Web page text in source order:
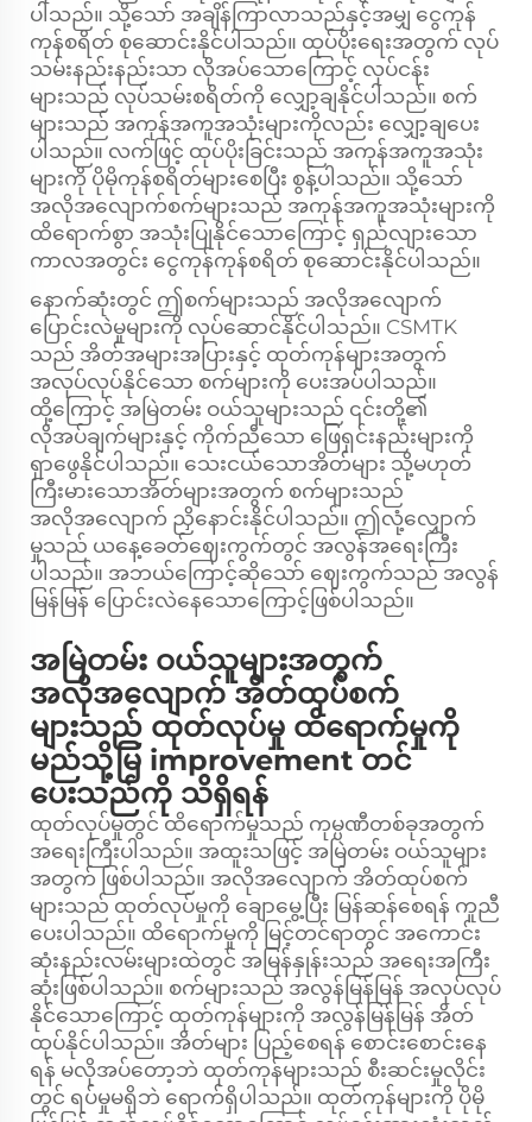
ပါသည်။ သို့သော် အချိန်ကြာလာသည်နှင့်အမျှ ငွေကုန်
ကုန်စရိတ် စုဆောင်းနိုင်ပါသည်။ ထုပ်ပိုးရေးအတွက် လုပ်
သမ်းနည်းနည်းသာ လိုအပ်သောကြောင့် လုပ်ငန်း
များသည် လုပ်သမ်းစရိတ်ကို လျှော့ချနိုင်ပါသည်။ စက်
များသည် အကုန်အကူအသုံးများကိုလည်း လျှော့ချပေး
ပါသည်။ လက်ဖြင့် ထုပ်ပိုးခြင်းသည် အကုန်အကူအသုံး
များကို ပိုမိုကုန်စရိတ်များစေပြီး စွန့်ပါသည်။ သို့သော်
အလိုအလျောက်စက်များသည် အကုန်အကူအသုံးများကို
ထိရောက်စွာ အသုံးပြုနိုင်သောကြောင့် ရှည်လျားသော
ကာလအတွင်း ငွေကုန်ကုန်စရိတ် စုဆောင်းနိုင်ပါသည်။
နောက်ဆုံးတွင် ဤစက်များသည် အလိုအလျောက်
ပြောင်းလဲမှုများကို လုပ်ဆောင်နိုင်ပါသည်။ CSMTK
သည် အိတ်အများအပြားနှင့် ထုတ်ကုန်များအတွက်
အလုပ်လုပ်နိုင်သော စက်များကို ပေးအပ်ပါသည်။
ထို့ကြောင့် အမြဲတမ်း ဝယ်သူများသည် ၎င်းတို့၏
လိုအပ်ချက်များနှင့် ကိုက်ညီသော ဖြေရှင်းနည်းများကို
ရှာဖွေနိုင်ပါသည်။ သေးငယ်သောအိတ်များ သို့မဟုတ်
ကြီးမားသောအိတ်များအတွက် စက်များသည်
အလိုအလျောက် ညှိနောင်းနိုင်ပါသည်။ ဤလုံ့လျှောက်
မှုသည် ယနေ့ခေတ်ဈေးကွက်တွင် အလွန်အရေးကြီး
ပါသည်။ အဘယ်ကြောင့်ဆိုသော် ဈေးကွက်သည် အလွန်
မြန်မြန် ပြောင်းလဲနေသောကြောင့်ဖြစ်ပါသည်။
အမြဲတမ်း ဝယ်သူများအတွက်
အလိုအလျောက် အိတ်ထုပ်စက်
များသည် ထုတ်လုပ်မှု ထိရောက်မှုကို
မည်သို့မြ improvement တင်
ပေးသည်ကို သိရှိရန်
ထုတ်လုပ်မှုတွင် ထိရောက်မှုသည် ကုမ္ပဏီတစ်ခုအတွက်
အရေးကြီးပါသည်။ အထူးသဖြင့် အမြဲတမ်း ဝယ်သူများ
အတွက် ဖြစ်ပါသည်။ အလိုအလျောက် အိတ်ထုပ်စက်
များသည် ထုတ်လုပ်မှုကို ချောမွေ့ပြီး မြန်ဆန်စေရန် ကူညီ
ပေးပါသည်။ ထိရောက်မှုကို မြင့်တင်ရာတွင် အကောင်း
ဆုံးနည်းလမ်းများထဲတွင် အမြန်နှုန်းသည် အရေးအကြီး
ဆုံးဖြစ်ပါသည်။ စက်များသည် အလွန်မြန်မြန် အလုပ်လုပ်
နိုင်သောကြောင့် ထုတ်ကုန်များကို အလွန်မြန်မြန် အိတ်
ထုပ်နိုင်ပါသည်။ အိတ်များ ပြည့်စေရန် စောင်းစောင်းနေ
ရန် မလိုအပ်တော့ဘဲ ထုတ်ကုန်များသည် စီးဆင်းမှုလိုင်း
တွင် ရပ်မှုမရှိဘဲ ရောက်ရှိပါသည်။ ထုတ်ကုန်များကို ပိုမို